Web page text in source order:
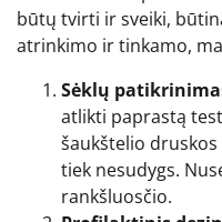
būtų tvirti ir sveiki,
atrinkimo ir tinkamo,
Sėklų
atlikti paprastą
šaukštelio
tiek nesudygs.
rankšluosčio.